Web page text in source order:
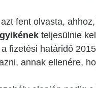
fent olvasta,
teljesülnie
a fizetési határidő
annak ellenére,